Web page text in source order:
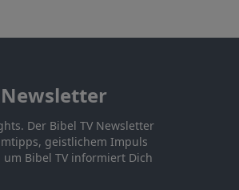
Newsletter
Der Bibel TV Newsletter
geistlichem Impuls
Bibel TV informiert Dich